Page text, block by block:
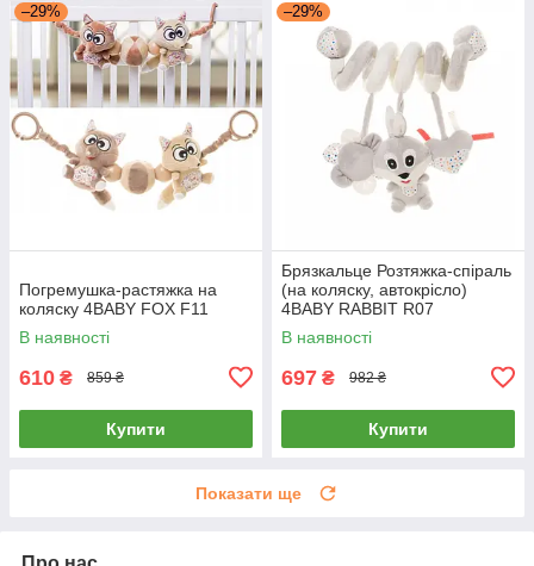
–29%
Погремушка-растяжка на
коляску 4BABY FOX F11
В наявності
610 ₴ 859 ₴
Купити
–29%
Брязкальце Розтяжка-спіраль
(на коляску, автокрісло)
4BABY RABBIT R07
В наявності
697 ₴ 982 ₴
Купити
Показати ще